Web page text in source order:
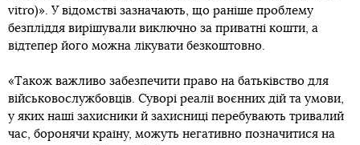
vitro)». У відомстві зазначають, що раніше проблему
безпліддя вирішували виключно за приватні кошти, а
відтепер його можна лікувати безкоштовно.
«Також важливо забезпечити право на батьківство для
військовослужбовців. Суворі реалії воєнних дій та умови,
у яких наші захисники й захисниці перебувають тривалий
час, боронячи країну, можуть негативно позначитися на